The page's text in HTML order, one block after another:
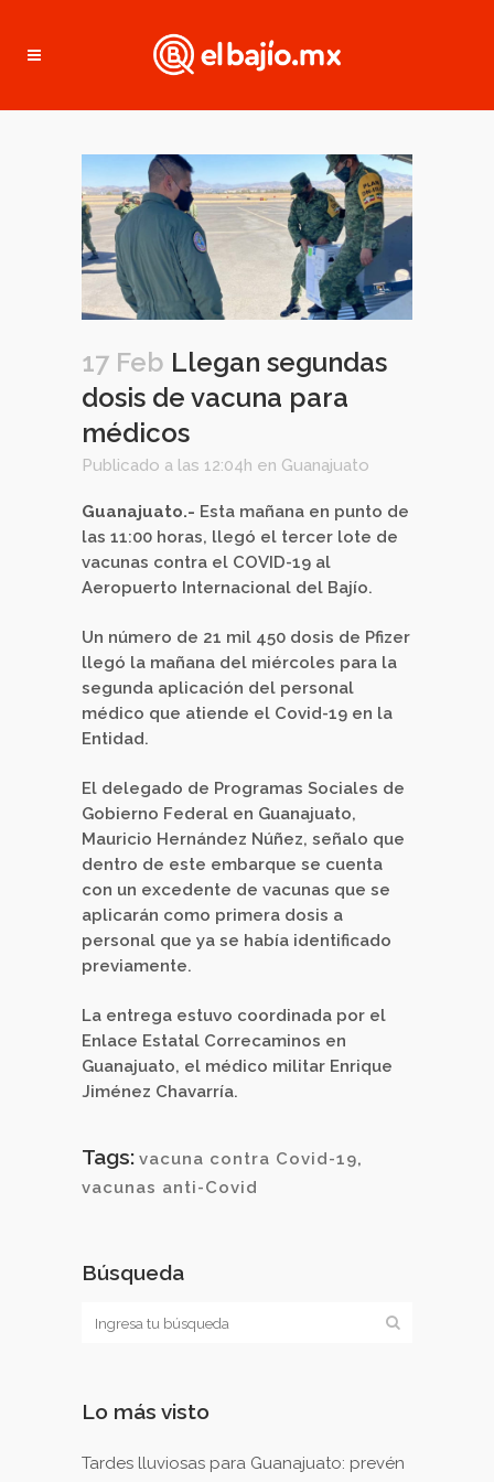
17 Feb Llegan segundas
dosis de vacuna para
médicos
Publicado a las 12:04h en Guanajuato
Guanajuato.- Esta mañana en punto de
las 11:00 horas, llegó el tercer lote de
vacunas contra el COVID-19 al
Aeropuerto Internacional del Bajío.
Un número de 21 mil 450 dosis de Pfizer
llegó la mañana del miércoles para la
segunda aplicación del personal
médico que atiende el Covid-19 en la
Entidad.
El delegado de Programas Sociales de
Gobierno Federal en Guanajuato,
Mauricio Hernández Núñez, señalo que
dentro de este embarque se cuenta
con un excedente de vacunas que se
aplicarán como primera dosis a
personal que ya se había identificado
previamente.
La entrega estuvo coordinada por el
Enlace Estatal Correcaminos en
Guanajuato, el médico militar Enrique
Jiménez Chavarría.
Tags: vacuna contra Covid-19,
vacunas anti-Covid
Búsqueda
Lo más visto
Tardes lluviosas para Guanajuato: prevén